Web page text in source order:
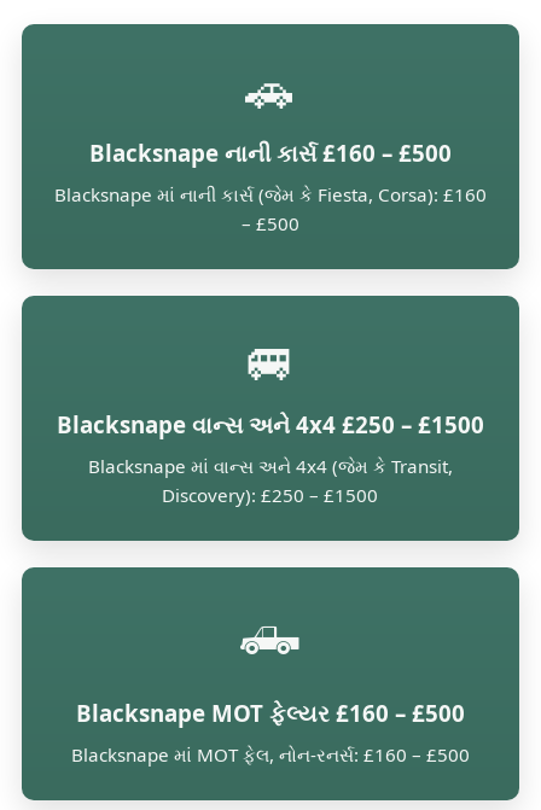
🚗
Blacksnape નાની કાર્સ £160 – £500
Blacksnape માં નાની કાર્સ (જેમ કે Fiesta, Corsa): £160
– £500
🚐
Blacksnape વાન્સ અને 4x4 £250 – £1500
Blacksnape માં વાન્સ અને 4x4 (જેમ કે Transit,
Discovery): £250 – £1500
🛻
Blacksnape MOT ફેલ્યર £160 – £500
Blacksnape માં MOT ફેલ, નોન-રનર્સ: £160 – £500